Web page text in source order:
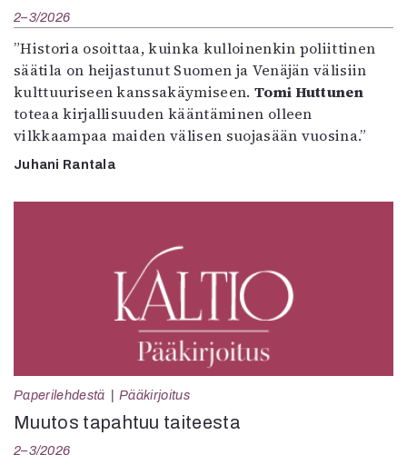
2–3/2026
”Historia osoittaa, kuinka kulloinenkin poliittinen
säätila on heijastunut Suomen ja Venäjän välisiin
kulttuuriseen kanssakäymiseen. Tomi Huttunen
toteaa kirjallisuuden kääntäminen olleen
vilkkaampaa maiden välisen suojasään vuosina.”
Juhani Rantala
Paperilehdestä Pääkirjoitus
Muutos tapahtuu taiteesta
2–3/2026